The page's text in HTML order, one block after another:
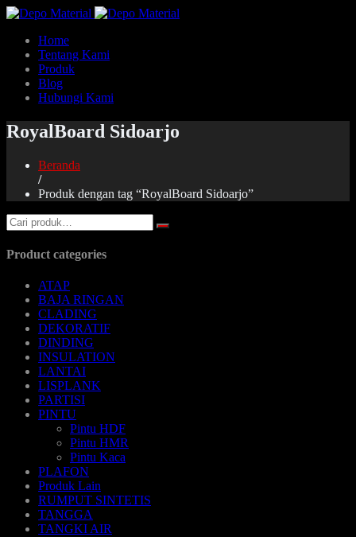
Home
Tentang Kami
Produk
Blog
Hubungi Kami
RoyalBoard Sidoarjo
Beranda
/
Produk dengan tag “RoyalBoard Sidoarjo”
Product categories
ATAP
BAJA RINGAN
CLADING
DEKORATIF
DINDING
INSULATION
LANTAI
LISPLANK
PARTISI
PINTU
Pintu HDF
Pintu HMR
Pintu Kaca
PLAFON
Produk Lain
RUMPUT SINTETIS
TANGGA
TANGKI AIR